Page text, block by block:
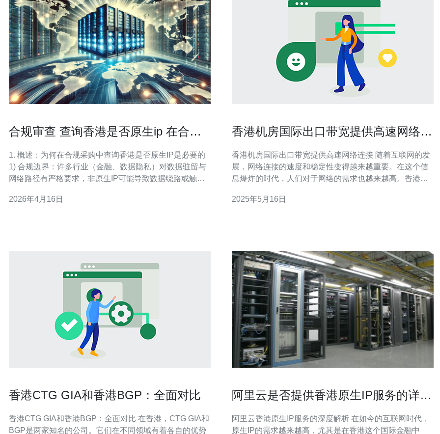
合规审查 查询香港是否原生ip 在合规
1. 概述：为何在合规采购中查询香港是否原生IP是必要的
1) 合规边界：许多行业（金融、数据隐私）对数据驻留与
网络路径有严格要求，非原生IP可能导致数据绕路或触发
更容易在审计时证明流量去向与服务地点一致。 3) 性能与
2026年4月16日
香港机房国际出口带宽提供高速网络连
香港机房国际出口带宽提供高速网络连接 随着互联网的发
展，网络连接的速度和稳定性变得越来越重要。在这个信
息爆炸的时代，人们对于网络的需求也越来越高。香港机
对于高效网络连接的需求。 香港作为国际金融中心，拥有
2025年5月16日
香港CTG GIA和香港BGP：全面对比
香港CTG GIA和香港BGP：全面对比 在香港，CTG GIA和
BGP是两家知名的公司。它们在不同领域有着各自的优势
阿里云是否提供香港原生IP服务的详细
阿里云香港原生IP服务的深度解析 在如今的互联网时代，
原生IP的需求越来越高，尤其是在香港这个国际金融中